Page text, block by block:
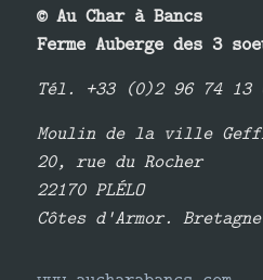
© Au Char à Bancs
Ferme Auberge des 3
Tél. +33 (0)2 96 74 13
Moulin de la ville
20, rue du Rocher
22170 PLÉLO
Côtes d'Armor. Bretagne